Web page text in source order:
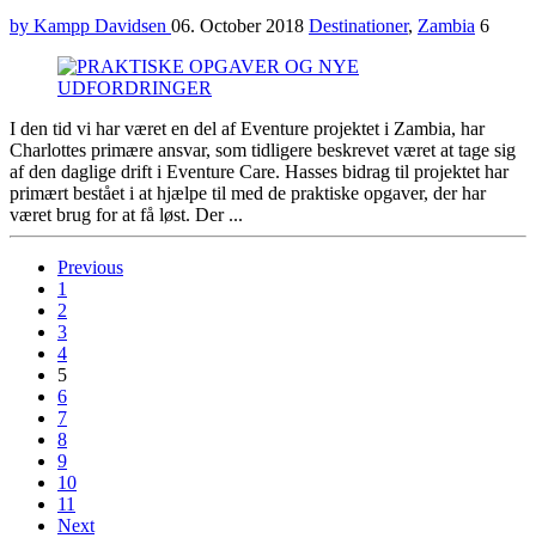
by Kampp Davidsen 06. October 2018 Destinationer, Zambia 6
I den tid vi har været en del af Eventure projektet i Zambia, har
Charlottes primære ansvar, som tidligere beskrevet været at tage sig
af den daglige drift i Eventure Care. Hasses bidrag til projektet har
primært bestået i at hjælpe til med de praktiske opgaver, der har
været brug for at få løst. Der ...
Previous
1
2
3
4
5
6
7
8
9
10
11
Next